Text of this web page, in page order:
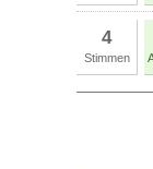
4
Stimmen